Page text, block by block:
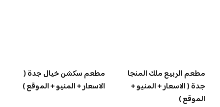
مطعم الربيع ملك المنجا
جدة ( الاسعار + المنيو +
الموقع )
مطعم سكشن خيال جدة (
الاسعار + المنيو + الموقع )